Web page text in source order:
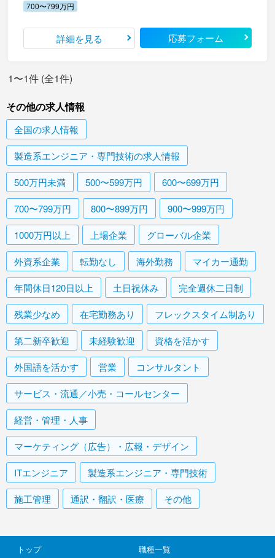
700〜799万円
詳細を見る 応募フォーム
1〜1件 (全1件)
その他の求人情報
全国の求人情報
製造系エンジニア・専門技術の求人情報
500万円未満 500〜599万円 600〜699万円
700〜799万円 800〜899万円 900〜999万円
1000万円以上 上場企業 グローバル企業
外資系企業 転勤なし 海外勤務 マイカー通勤
年間休日120日以上 土日祝休み 完全週休二日制
残業少なめ 在宅勤務あり フレックスタイム制あり
第二新卒歓迎 未経験歓迎 資格を活かす
外国語を活かす 営業 コンサルタント
サービス・流通／小売・コールセンター
経営・管理・人事
マーケティング（広告）・広報・デザイン
ITエンジニア 製造系エンジニア・専門技術
施工管理 通訳・翻訳・医療 その他
トップ
職種一覧